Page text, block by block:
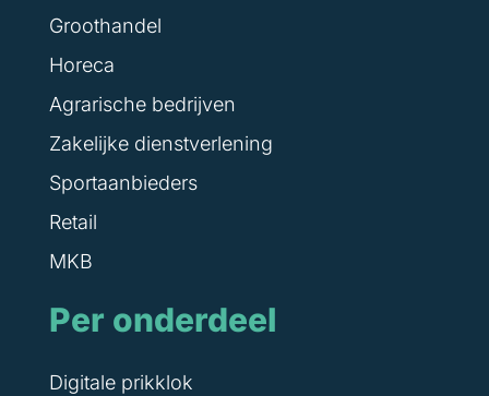
Groothandel
Horeca
Agrarische bedrijven
Zakelijke dienstverlening
Sportaanbieders
Retail
MKB
Per onderdeel
Digitale prikklok